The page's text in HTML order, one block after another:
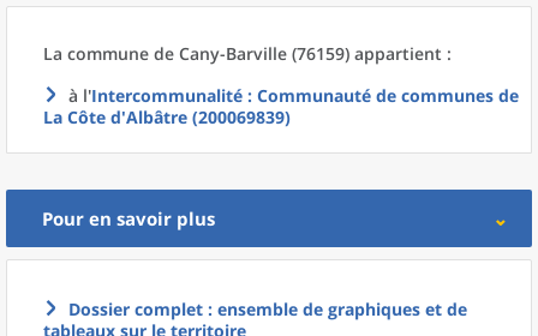
La commune de Cany-Barville (76159) appartient :
à l'Intercommunalité : Communauté de communes de
La Côte d'Albâtre (200069839)
Pour en savoir plus
Dossier complet : ensemble de graphiques et de
tableaux sur le territoire